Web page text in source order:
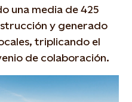
una media de 425
y generado
triplicando el
de colaboración.